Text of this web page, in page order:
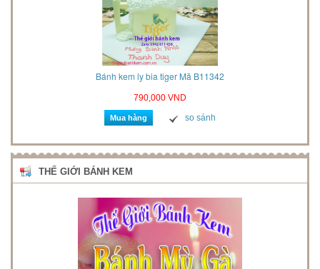
Bánh kem ly bia tiger Mã B11342
790,000 VND
Mua hàng so sánh
THẾ GIỚI BÁNH KEM